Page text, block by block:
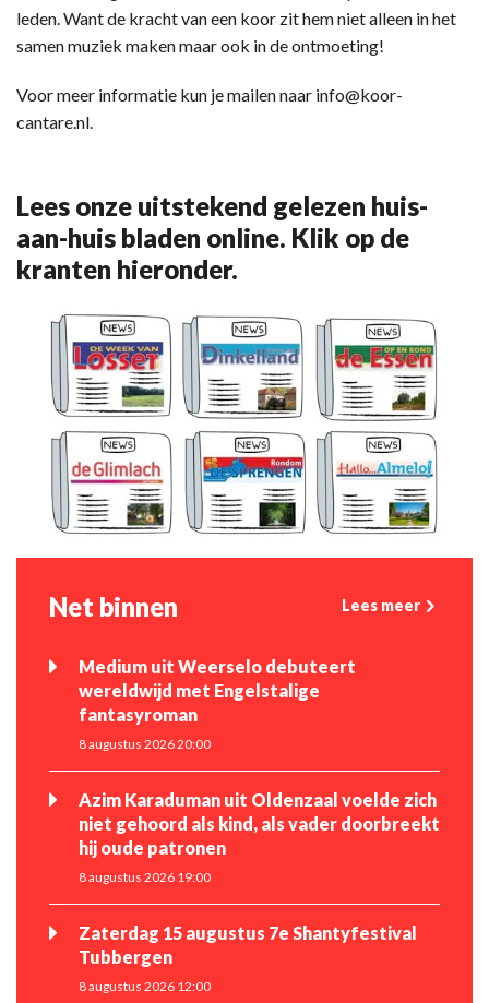
leden. Want de kracht van een koor zit hem niet alleen in het
samen muziek maken maar ook in de ontmoeting!
Voor meer informatie kun je mailen naar info@koor-
cantare.nl.
Lees onze uitstekend gelezen huis-
aan-huis bladen online. Klik op de
kranten hieronder.
Net binnen Lees meer
Medium uit Weerselo debuteert
wereldwijd met Engelstalige
fantasyroman
8 augustus 2026 20:00
Azim Karaduman uit Oldenzaal voelde zich
niet gehoord als kind, als vader doorbreekt
hij oude patronen
8 augustus 2026 19:00
Zaterdag 15 augustus 7e Shantyfestival
Tubbergen
8 augustus 2026 12:00